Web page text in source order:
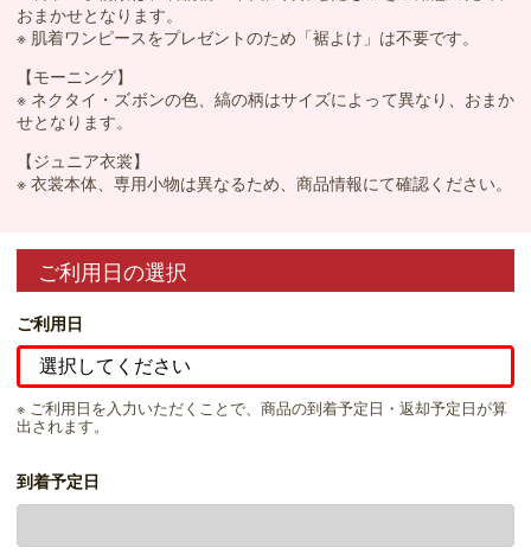
おまかせとなります。
※ 肌着ワンピースをプレゼントのため「裾よけ」は不要です。
【モーニング】
※ ネクタイ・ズボンの色、縞の柄はサイズによって異なり、おまか
せとなります。
【ジュニア衣裳】
※ 衣裳本体、専用小物は異なるため、商品情報にて確認ください。
ご利用日の選択
ご利用日
※ ご利用日を入力いただくことで、商品の到着予定日・返却予定日が算
出されます。
到着予定日